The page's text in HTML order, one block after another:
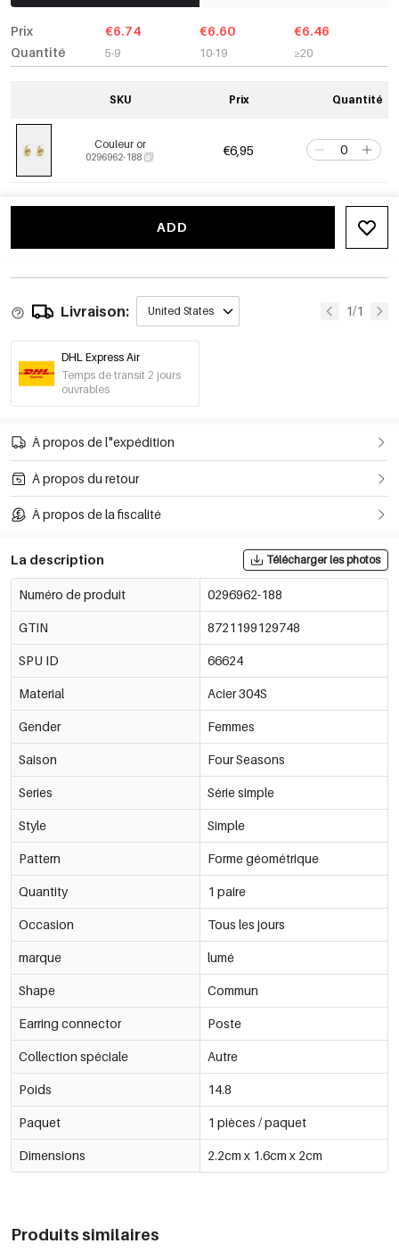
Prix
Quantité
€6.74
5-9
€6.60
10-19
€6.46
≥20
SKU Prix Quantité
Couleur or
0296962-188 €6,95
ADD
Livraison: United States 1/1
DHL Express Air
Temps de transit 2 jours
ouvrables
À propos de l"expédition
À propos du retour
À propos de la fiscalité
La description Télécharger les photos
Numéro de produit 0296962-188
GTIN 8721199129748
SPU ID 66624
Material Acier 304S
Gender Femmes
Saison Four Seasons
Series Série simple
Style Simple
Pattern Forme géométrique
Quantity 1 paire
Occasion Tous les jours
marque lumé
Shape Commun
Earring connector Poste
Collection spéciale Autre
Poids 14.8
Paquet 1 pièces / paquet
Dimensions 2.2cm x 1.6cm x 2cm
Produits similaires